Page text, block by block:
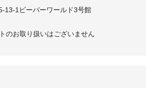
13-1ビーバーワールド3号館
のお取り扱いはございません